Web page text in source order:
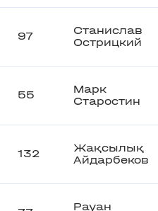
97
Станислав
Острицкий
55
Марк
Старостин
132
Жақсылық
Айдарбеков
Рауан